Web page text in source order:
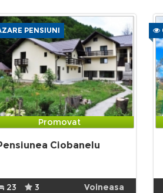
PENSIUNI
Promovat
Ciobanelu
23 3 Voineasa